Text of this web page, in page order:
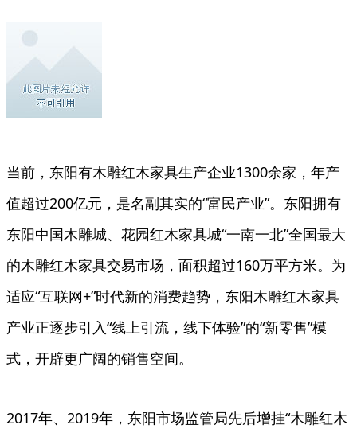
当前，东阳有木雕红木家具生产企业1300余家，年产
值超过200亿元，是名副其实的“富民产业”。东阳拥有
东阳中国木雕城、花园红木家具城“一南一北”全国最大
的木雕红木家具交易市场，面积超过160万平方米。为
适应“互联网+”时代新的消费趋势，东阳木雕红木家具
产业正逐步引入“线上引流，线下体验”的“新零售”模
式，开辟更广阔的销售空间。
2017年、2019年，东阳市场监管局先后增挂“木雕红木